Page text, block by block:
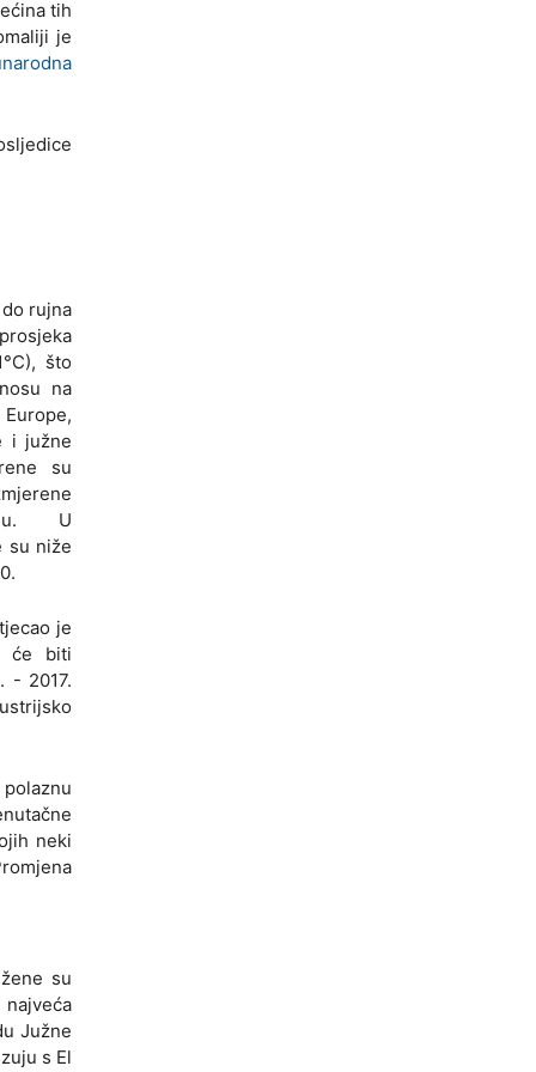
tih
je
rujna
što
na
i južne
su
U
su niže
je
će biti
- 2017.
neki
su
Južne
s El